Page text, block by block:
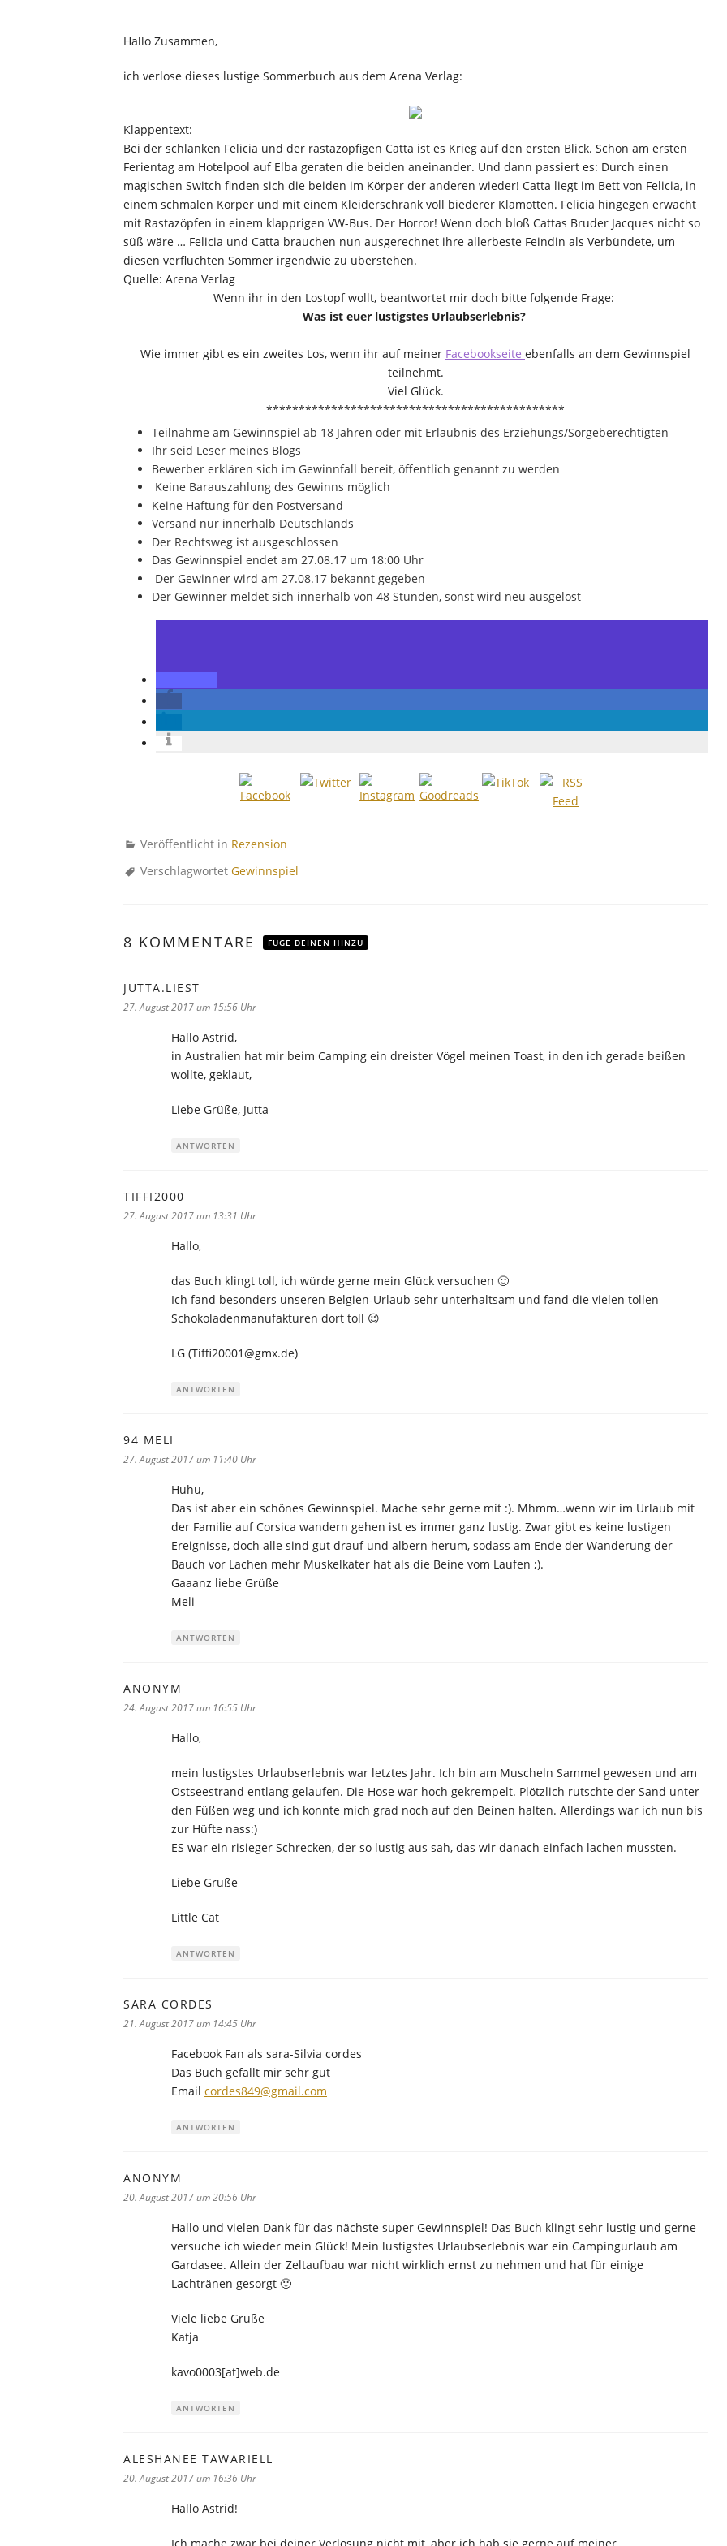
Hallo Zusammen,
ich verlose dieses lustige Sommerbuch aus dem Arena Verlag:
Klappentext:
Bei der schlanken Felicia und der rastazöpfigen Catta ist es Krieg auf den ersten Blick. Schon am ersten
Ferientag am Hotelpool auf Elba geraten die beiden aneinander. Und dann passiert es: Durch einen
magischen Switch finden sich die beiden im Körper der anderen wieder! Catta liegt im Bett von Felicia, in
einem schmalen Körper und mit einem Kleiderschrank voll biederer Klamotten. Felicia hingegen erwacht
mit Rastazöpfen in einem klapprigen VW-Bus. Der Horror! Wenn doch bloß Cattas Bruder Jacques nicht so
süß wäre … Felicia und Catta brauchen nun ausgerechnet ihre allerbeste Feindin als Verbündete, um
diesen verfluchten Sommer irgendwie zu überstehen.
Quelle: Arena Verlag
Wenn ihr in den Lostopf wollt, beantwortet mir doch bitte folgende Frage:
Was ist euer lustigstes Urlaubserlebnis?
Wie immer gibt es ein zweites Los, wenn ihr auf meiner Facebookseite ebenfalls an dem Gewinnspiel
teilnehmt.
Viel Glück.
**********************************************
Teilnahme am Gewinnspiel ab 18 Jahren oder mit Erlaubnis des Erziehungs/Sorgeberechtigten
Ihr seid Leser meines Blogs
Bewerber erklären sich im Gewinnfall bereit, öffentlich genannt zu werden
Keine Barauszahlung des Gewinns möglich
Keine Haftung für den Postversand
Versand nur innerhalb Deutschlands
Der Rechtsweg ist ausgeschlossen
Das Gewinnspiel endet am 27.08.17 um 18:00 Uhr
Der Gewinner wird am 27.08.17 bekannt gegeben
Der Gewinner meldet sich innerhalb von 48 Stunden, sonst wird neu ausgelost
Veröffentlicht in Rezension
Verschlagwortet Gewinnspiel
8 KOMMENTARE FÜGE DEINEN HINZU
JUTTA.LIEST
27. August 2017 um 15:56 Uhr
Hallo Astrid,
in Australien hat mir beim Camping ein dreister Vögel meinen Toast, in den ich gerade beißen
wollte, geklaut,
Liebe Grüße, Jutta
ANTWORTEN
TIFFI2000
27. August 2017 um 13:31 Uhr
Hallo,
das Buch klingt toll, ich würde gerne mein Glück versuchen 🙂
Ich fand besonders unseren Belgien-Urlaub sehr unterhaltsam und fand die vielen tollen
Schokoladenmanufakturen dort toll 😉
LG (Tiffi20001@gmx.de)
ANTWORTEN
94 MELI
27. August 2017 um 11:40 Uhr
Huhu,
Das ist aber ein schönes Gewinnspiel. Mache sehr gerne mit :). Mhmm…wenn wir im Urlaub mit
der Familie auf Corsica wandern gehen ist es immer ganz lustig. Zwar gibt es keine lustigen
Ereignisse, doch alle sind gut drauf und albern herum, sodass am Ende der Wanderung der
Bauch vor Lachen mehr Muskelkater hat als die Beine vom Laufen ;).
Gaaanz liebe Grüße
Meli
ANTWORTEN
ANONYM
24. August 2017 um 16:55 Uhr
Hallo,
mein lustigstes Urlaubserlebnis war letztes Jahr. Ich bin am Muscheln Sammel gewesen und am
Ostseestrand entlang gelaufen. Die Hose war hoch gekrempelt. Plötzlich rutschte der Sand unter
den Füßen weg und ich konnte mich grad noch auf den Beinen halten. Allerdings war ich nun bis
zur Hüfte nass:)
ES war ein risieger Schrecken, der so lustig aus sah, das wir danach einfach lachen mussten.
Liebe Grüße
Little Cat
ANTWORTEN
SARA CORDES
21. August 2017 um 14:45 Uhr
Facebook Fan als sara-Silvia cordes
Das Buch gefällt mir sehr gut
Email cordes849@gmail.com
ANTWORTEN
ANONYM
20. August 2017 um 20:56 Uhr
Hallo und vielen Dank für das nächste super Gewinnspiel! Das Buch klingt sehr lustig und gerne
versuche ich wieder mein Glück! Mein lustigstes Urlaubserlebnis war ein Campingurlaub am
Gardasee. Allein der Zeltaufbau war nicht wirklich ernst zu nehmen und hat für einige
Lachtränen gesorgt 🙂
Viele liebe Grüße
Katja
kavo0003[at]web.de
ANTWORTEN
ALESHANEE TAWARIELL
20. August 2017 um 16:36 Uhr
Hallo Astrid!